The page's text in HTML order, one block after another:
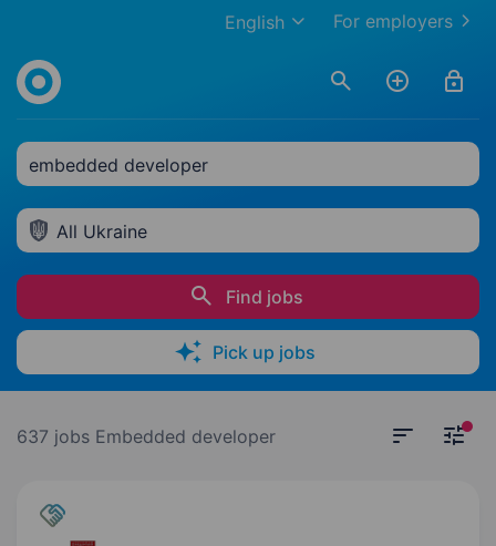
For employers
English
embedded developer
All Ukraine
Find jobs
Pick up jobs
637 jobs Embedded developer